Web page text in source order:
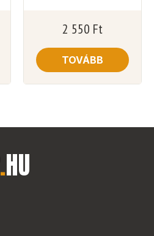
2 550 Ft
TOVÁBB
.HU